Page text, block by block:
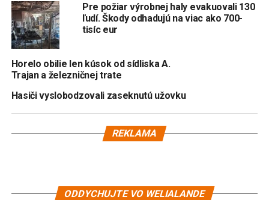
Pre požiar výrobnej haly evakuovali 130
ľudí. Škody odhadujú na viac ako 700-
tisíc eur
Horelo obilie len kúsok od sídliska A.
Trajan a železničnej trate
Hasiči vyslobodzovali zaseknutú užovku
REKLAMA
ODDYCHUJTE VO WELIALANDE